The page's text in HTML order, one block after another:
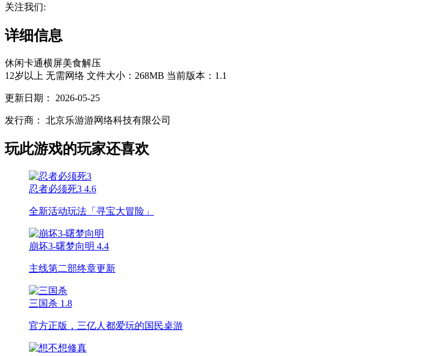
关注我们:
详细信息
休闲卡通横屏美食解压
12岁以上 无需网络 文件大小：268MB 当前版本：1.1
更新日期： 2026-05-25
发行商： 北京乐游游网络科技有限公司
玩此游戏的玩家还喜欢
忍者必须死3 4.6
全新活动玩法「寻宝大冒险」
崩坏3-曙梦向明 4.4
主线第二部终章更新
三国杀 1.8
官方正版，三亿人都爱玩的国民桌游